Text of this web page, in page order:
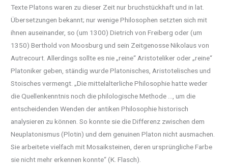
Texte Platons waren zu dieser Zeit nur bruchstückhaft und in lat.
Übersetzungen bekannt; nur wenige Philosophen setzten sich mit
ihnen auseinander, so (um 1300) Dietrich von Freiberg oder (um
1350) Berthold von Moosburg und sein Zeitgenosse Nikolaus von
Autrecourt. Allerdings sollte es nie „reine“ Aristoteliker oder „reine“
Platoniker geben, ständig wurde Platonisches, Aristotelisches und
Stoisches vermengt. „Die mittelalterliche Philosophie hatte weder
die Quellenkenntnis noch die philologische Methode …, um die
entscheidenden Wenden der antiken Philosophie historisch
analysieren zu können. So konnte sie die Differenz zwischen dem
Neuplatonismus (Plotin) und dem genuinen Platon nicht ausmachen.
Sie arbeitete vielfach mit Mosaiksteinen, deren ursprüngliche Farbe
sie nicht mehr erkennen konnte“ (K. Flasch).